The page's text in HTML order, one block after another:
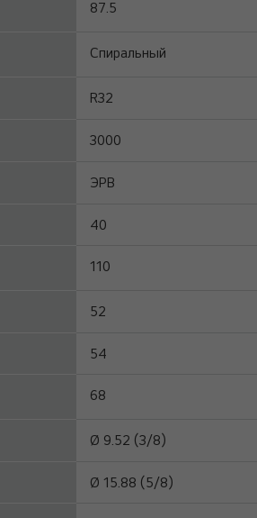
87.5
Спиральный
R32
3000
ЭРВ
40
110
52
54
68
Ø 9.52 (3/8)
Ø 15.88 (5/8)